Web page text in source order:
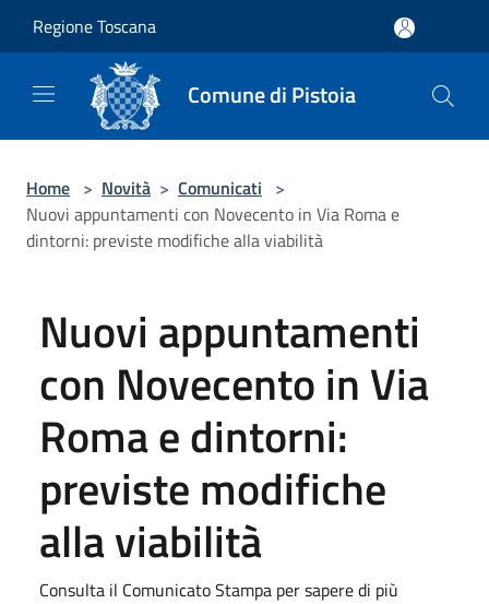
Regione Toscana
Comune di Pistoia
Home > Novità > Comunicati >
Nuovi appuntamenti con Novecento in Via Roma e
dintorni: previste modifiche alla viabilità
Nuovi appuntamenti
con Novecento in Via
Roma e dintorni:
previste modifiche
alla viabilità
Consulta il Comunicato Stampa per sapere di più